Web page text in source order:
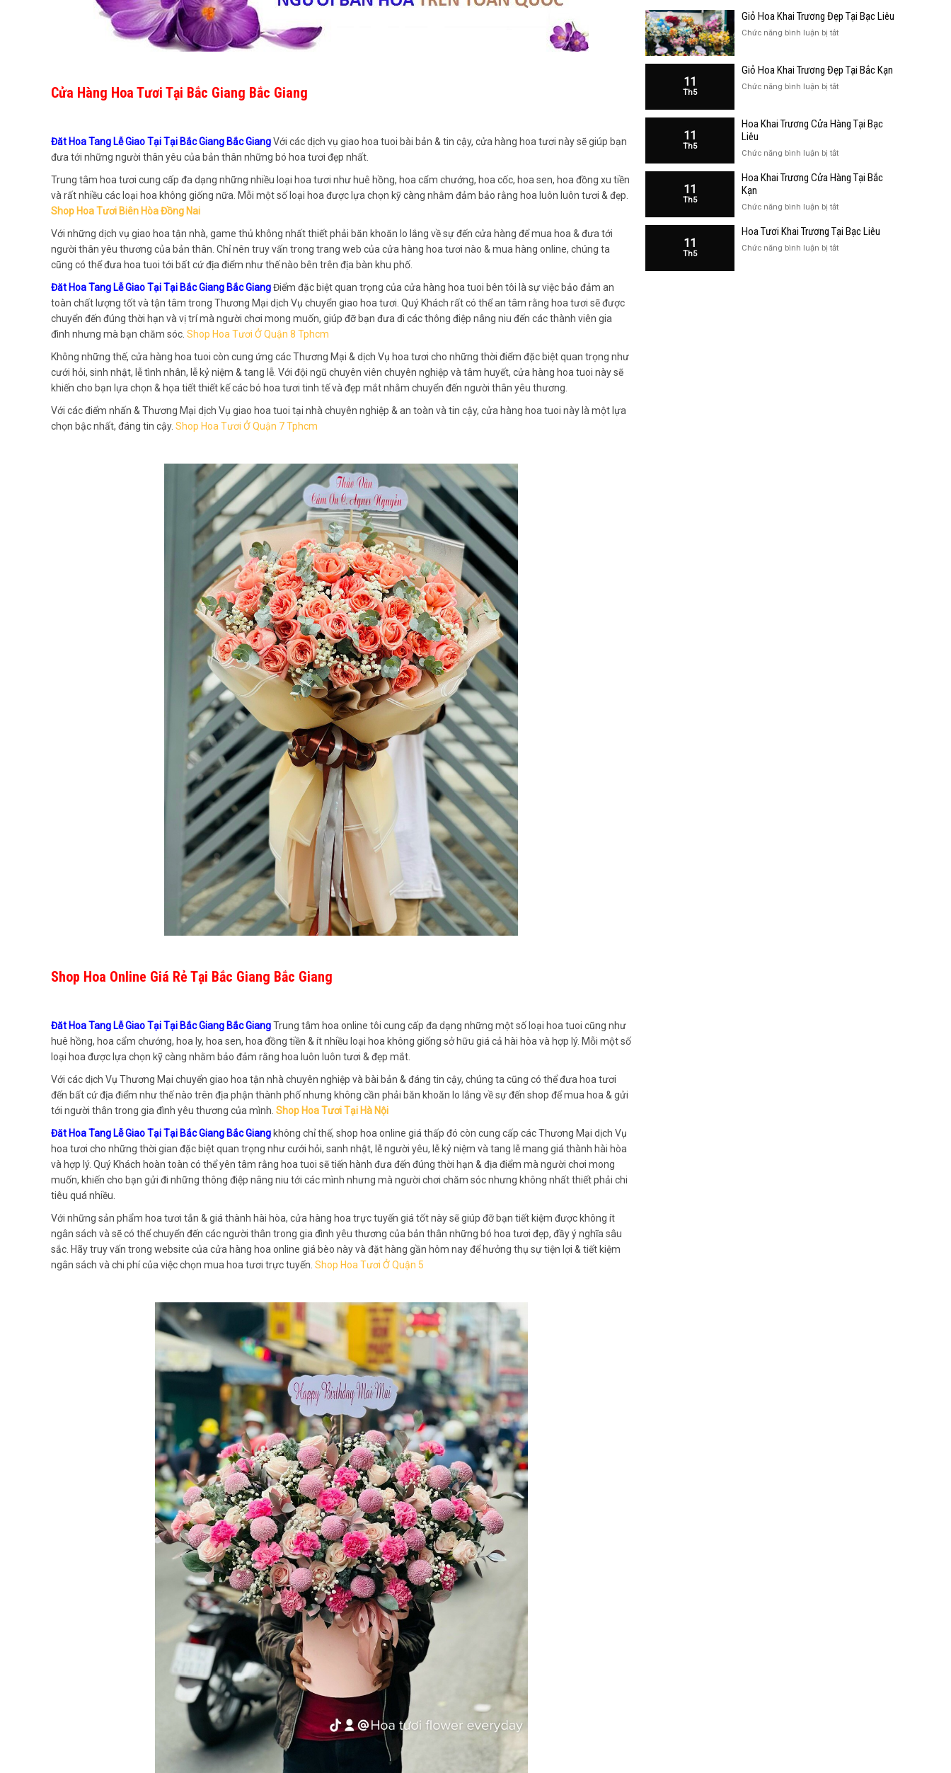
Cửa Hàng Hoa Tươi Tại Bắc Giang Bắc Giang
Đăt Hoa Tang Lễ Giao Tại Tại Bắc Giang Bắc GiangVới các dịch vụ giao hoa tuoi bài bản & tin cậy, cửa hàng hoa tươi này sẽ giúp bạn
đưa tới những người thân yêu của bản thân những bó hoa tươi đẹp nhất.
Trung tâm hoa tươi cung cấp đa dạng những nhiều loại hoa tươi như huê hồng, hoa cẩm chướng, hoa cốc, hoa sen, hoa đồng xu tiền
và rất nhiều các loại hoa không giống nữa. Mỗi một số loại hoa được lựa chọn kỹ càng nhằm đảm bảo rằng hoa luôn luôn tươi & đẹp.
Shop Hoa Tươi Biên Hòa Đồng Nai
Với những dịch vụ giao hoa tận nhà, game thủ không nhất thiết phải băn khoăn lo lắng về sự đến cửa hàng để mua hoa & đưa tới
người thân yêu thương của bản thân. Chỉ nên truy vấn trong trang web của cửa hàng hoa tươi nào & mua hàng online, chúng ta
cũng có thể đưa hoa tuoi tới bất cứ địa điểm như thế nào bên trên địa bàn khu phố.
Đăt Hoa Tang Lễ Giao Tại Tại Bắc Giang Bắc GiangĐiểm đặc biệt quan trọng của cửa hàng hoa tuoi bên tôi là sự việc bảo đảm an
toàn chất lượng tốt và tận tâm trong Thương Mại dịch Vụ chuyển giao hoa tươi. Quý Khách rất có thể an tâm rằng hoa tươi sẽ được
chuyển đến đúng thời hạn và vị trí mà người chơi mong muốn, giúp đỡ bạn đưa đi các thông điệp nâng niu đến các thành viên gia
đình nhưng mà bạn chăm sóc. Shop Hoa Tươi Ở Quận 8 Tphcm
Không những thế, cửa hàng hoa tuoi còn cung ứng các Thương Mại & dịch Vụ hoa tươi cho những thời điểm đặc biệt quan trọng như
cưới hỏi, sinh nhật, lễ tình nhân, lễ kỷ niệm & tang lễ. Với đội ngũ chuyên viên chuyên nghiệp và tâm huyết, cửa hàng hoa tuoi này sẽ
khiến cho bạn lựa chọn & họa tiết thiết kế các bó hoa tươi tinh tế và đẹp mắt nhằm chuyển đến người thân yêu thương.
Với các điểm nhấn & Thương Mại dịch Vụ giao hoa tuoi tại nhà chuyên nghiệp & an toàn và tin cậy, cửa hàng hoa tuoi này là một lựa
chọn bậc nhất, đáng tin cậy. Shop Hoa Tươi Ở Quận 7 Tphcm
Shop Hoa Online Giá Rẻ Tại Bắc Giang Bắc Giang
Đăt Hoa Tang Lễ Giao Tại Tại Bắc Giang Bắc GiangTrung tâm hoa online tôi cung cấp đa dạng những một số loại hoa tuoi cũng như
huê hồng, hoa cẩm chướng, hoa ly, hoa sen, hoa đồng tiền & ít nhiều loại hoa không giống sở hữu giá cả hài hòa và hợp lý. Mỗi một số
loại hoa được lựa chọn kỹ càng nhằm bảo đảm rằng hoa luôn luôn tươi & đẹp mắt.
Với các dịch Vụ Thương Mại chuyển giao hoa tận nhà chuyên nghiệp và bài bản & đáng tin cậy, chúng ta cũng có thể đưa hoa tươi
đến bất cứ địa điểm như thế nào trên địa phận thành phố nhưng không cần phải băn khoăn lo lắng về sự đến shop để mua hoa & gửi
tới người thân trong gia đình yêu thương của mình. Shop Hoa Tươi Tại Hà Nội
Đăt Hoa Tang Lễ Giao Tại Tại Bắc Giang Bắc Giang không chỉ thế, shop hoa online giá thấp đó còn cung cấp các Thương Mại dịch Vụ
hoa tươi cho những thời gian đặc biệt quan trọng như cưới hỏi, sanh nhật, lễ người yêu, lễ kỷ niệm và tang lễ mang giá thành hài hòa
và hợp lý. Quý Khách hoàn toàn có thể yên tâm rằng hoa tuoi sẽ tiến hành đưa đến đúng thời hạn & địa điểm mà người chơi mong
muốn, khiến cho bạn gửi đi những thông điệp nâng niu tới các mình nhưng mà người chơi chăm sóc nhưng không nhất thiết phải chi
tiêu quá nhiều.
Với những sản phẩm hoa tươi tắn & giá thành hài hòa, cửa hàng hoa trực tuyến giá tốt này sẽ giúp đỡ bạn tiết kiệm được không ít
ngân sách và sẽ có thể chuyển đến các người thân trong gia đình yêu thương của bản thân những bó hoa tươi đẹp, đầy ý nghĩa sâu
sắc. Hãy truy vấn trong website của cửa hàng hoa online giá bèo này và đặt hàng gần hôm nay để hưởng thụ sự tiện lợi & tiết kiệm
ngân sách và chi phí của việc chọn mua hoa tươi trực tuyến. Shop Hoa Tươi Ở Quận 5
Giỏ Hoa Khai Trương Đẹp Tại Bạc Liêu
Chức năng bình luận bị tắtở
Khai
Đẹp
Liêu
11
Th5
Giỏ Hoa Khai Trương Đẹp Tại Bắc Kạn
Chức năng bình luận bị tắtở
Khai
Tại
Kạn
11
Th5
Hoa Khai Trương Cửa Hàng Tại Bạc
Liêu
Chức năng bình luận bị tắtở
Khai
Hàng
Bạc
Liêu
11
Th5
Hoa Khai Trương Cửa Hàng Tại Bắc
Kạn
Chức năng bình luận bị tắtở
Khai
11
Th5
Hoa Tươi Khai Trương Tại Bạc Liêu
Chức năng bình luận bị tắtở